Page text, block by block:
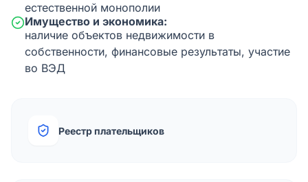
естественной монополии
Имущество и экономика:
наличие объектов недвижимости в
собственности, финансовые результаты, участие
во ВЭД
Реестр плательщиков